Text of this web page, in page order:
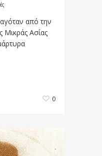
από την
Μικράς Ασίας
0